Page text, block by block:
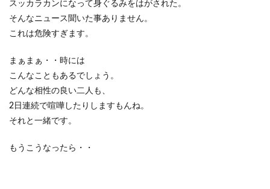
スッカラカンになって身ぐるみをはがされた。
そんなニュース聞いた事ありません。
これは危険すぎます。
まぁまぁ・・時には
こんなこともあるでしょう。
どんな相性の良い二人も、
2日連続で喧嘩したりしますもんね。
それと一緒です。
もうこうなったら・・